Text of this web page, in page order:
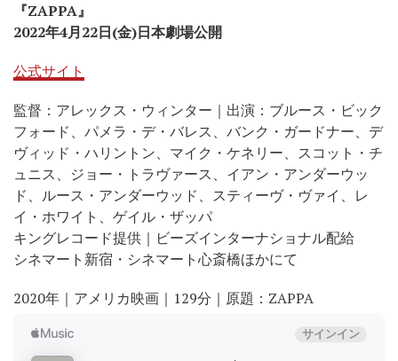
『ZAPPA』
2022年4月22日(金)日本劇場公開
公式サイト
監督：アレックス・ウィンター｜出演：ブルース・ビック
フォード、パメラ・デ・バレス、バンク・ガードナー、デ
ヴィッド・ハリントン、マイク・ケネリー、スコット・チ
ュニス、ジョー・トラヴァース、イアン・アンダーウッ
ド、ルース・アンダーウッド、スティーヴ・ヴァイ、レ
イ・ホワイト、ゲイル・ザッパ
キングレコード提供｜ビーズインターナショナル配給
シネマート新宿・シネマート心斎橋ほかにて
2020年｜アメリカ映画｜129分｜原題：ZAPPA